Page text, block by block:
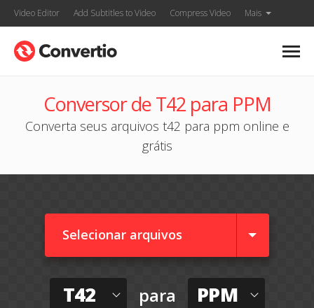
Video Editor Add Subtitles to Video Compress Video Mais
Conversor de T42 para PPM
Converta seus arquivos t42 para ppm online e
grátis
Selecionar arquivos
T42 para PPM